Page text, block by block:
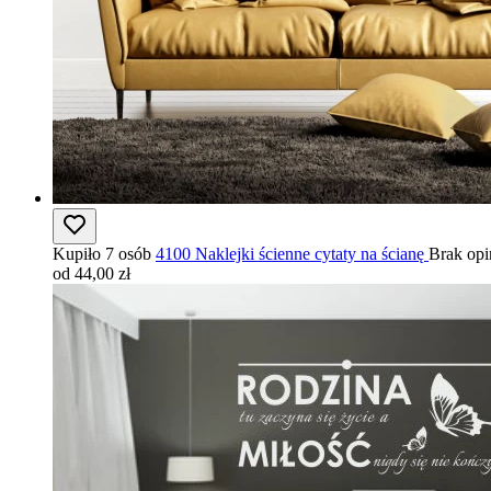
Kupiło 7 osób 4100 Naklejki ścienne cytaty na ścianę Brak
od 44,00 zł